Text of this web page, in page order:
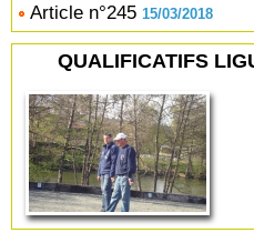
Article n°245 15/03/2018
QUALIFICATIFS